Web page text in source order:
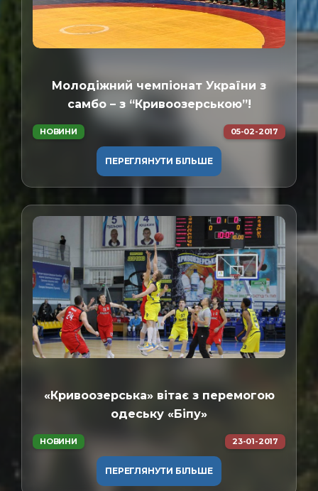
Молодіжний чемпіонат України з
самбо – з “Кривоозерською”!
НОВИНИ 05-02-2017
ПЕРЕГЛЯНУТИ БІЛЬШЕ
«Кривоозерська» вітає з перемогою
одеську «Біпу»
НОВИНИ 23-01-2017
ПЕРЕГЛЯНУТИ БІЛЬШЕ